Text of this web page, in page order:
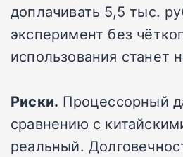
доплачивать 5,5 тыс.
эксперимент без
использования станет
Риски. Процессорный
сравнению с
реальный.